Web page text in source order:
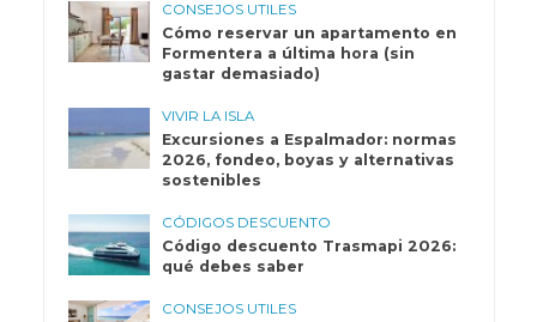
CONSEJOS UTILES
Cómo reservar un apartamento en
Formentera a última hora (sin
gastar demasiado)
VIVIR LA ISLA
Excursiones a Espalmador: normas
2026, fondeo, boyas y alternativas
sostenibles
CÓDIGOS DESCUENTO
Código descuento Trasmapi 2026:
qué debes saber
CONSEJOS UTILES